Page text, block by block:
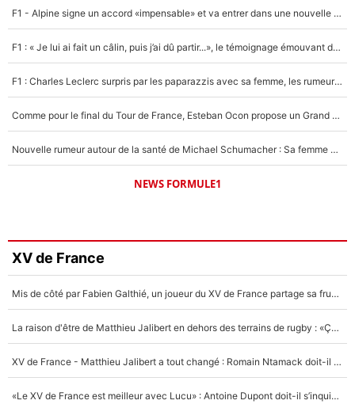
F1 - Alpine signe un accord «impensable» et va entrer dans une nouvelle dimension : Grande nouvelle pour Pierre Gasly !
F1 : « Je lui ai fait un câlin, puis j’ai dû partir...», le témoignage émouvant de Max Verstappen sur sa fille
F1 : Charles Leclerc surpris par les paparazzis avec sa femme, les rumeurs étaient vraies !
Comme pour le final du Tour de France, Esteban Ocon propose un Grand Prix de Formule 1 à Paris : «Autour de l’Arc de Triomphe, ce serait génial» !
Nouvelle rumeur autour de la santé de Michael Schumacher : Sa femme Corinna sort du silence
NEWS FORMULE1
XV de France
Mis de côté par Fabien Galthié, un joueur du XV de France partage sa frustration : «ils ne me l’ont pas dit tout de suite»
La raison d'être de Matthieu Jalibert en dehors des terrains de rugby : «Ça m'atteint autant que si tu touches à un membre de ma famille»
XV de France - Matthieu Jalibert a tout changé : Romain Ntamack doit-il s’inquiéter pour sa place à un an de la Coupe du monde ?
«Le XV de France est meilleur avec Lucu» : Antoine Dupont doit-il s’inquiéter pour sa place ?